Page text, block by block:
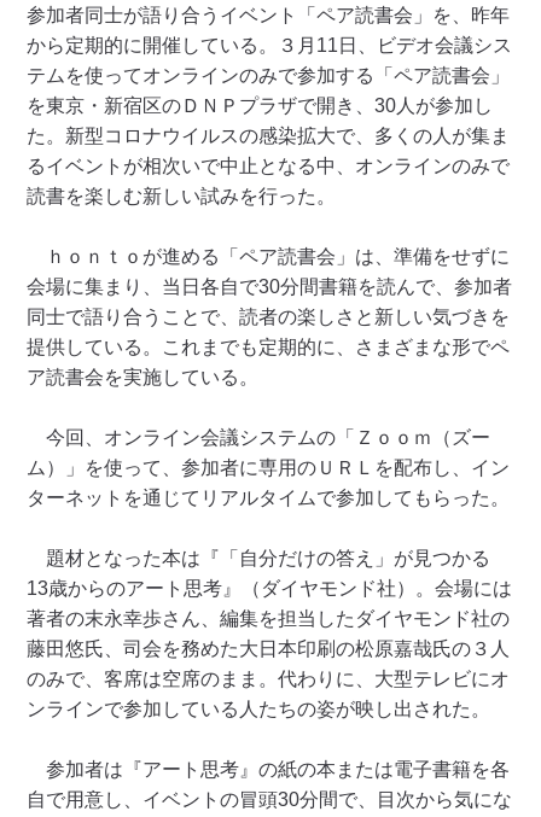
参加者同士が語り合うイベント「ペア読書会」を、昨年
から定期的に開催している。３月11日、ビデオ会議シス
テムを使ってオンラインのみで参加する「ペア読書会」
を東京・新宿区のＤＮＰプラザで開き、30人が参加し
た。新型コロナウイルスの感染拡大で、多くの人が集ま
るイベントが相次いで中止となる中、オンラインのみで
読書を楽しむ新しい試みを行った。
ｈｏｎｔｏが進める「ペア読書会」は、準備をせずに
会場に集まり、当日各自で30分間書籍を読んで、参加者
同士で語り合うことで、読者の楽しさと新しい気づきを
提供している。これまでも定期的に、さまざまな形でペ
ア読書会を実施している。
今回、オンライン会議システムの「Ｚｏｏｍ（ズー
ム）」を使って、参加者に専用のＵＲＬを配布し、イン
ターネットを通じてリアルタイムで参加してもらった。
題材となった本は『「自分だけの答え」が見つかる
13歳からのアート思考』（ダイヤモンド社）。会場には
著者の末永幸歩さん、編集を担当したダイヤモンド社の
藤田悠氏、司会を務めた大日本印刷の松原嘉哉氏の３人
のみで、客席は空席のまま。代わりに、大型テレビにオ
ンラインで参加している人たちの姿が映し出された。
参加者は『アート思考』の紙の本または電子書籍を各
自で用意し、イベントの冒頭30分間で、目次から気にな